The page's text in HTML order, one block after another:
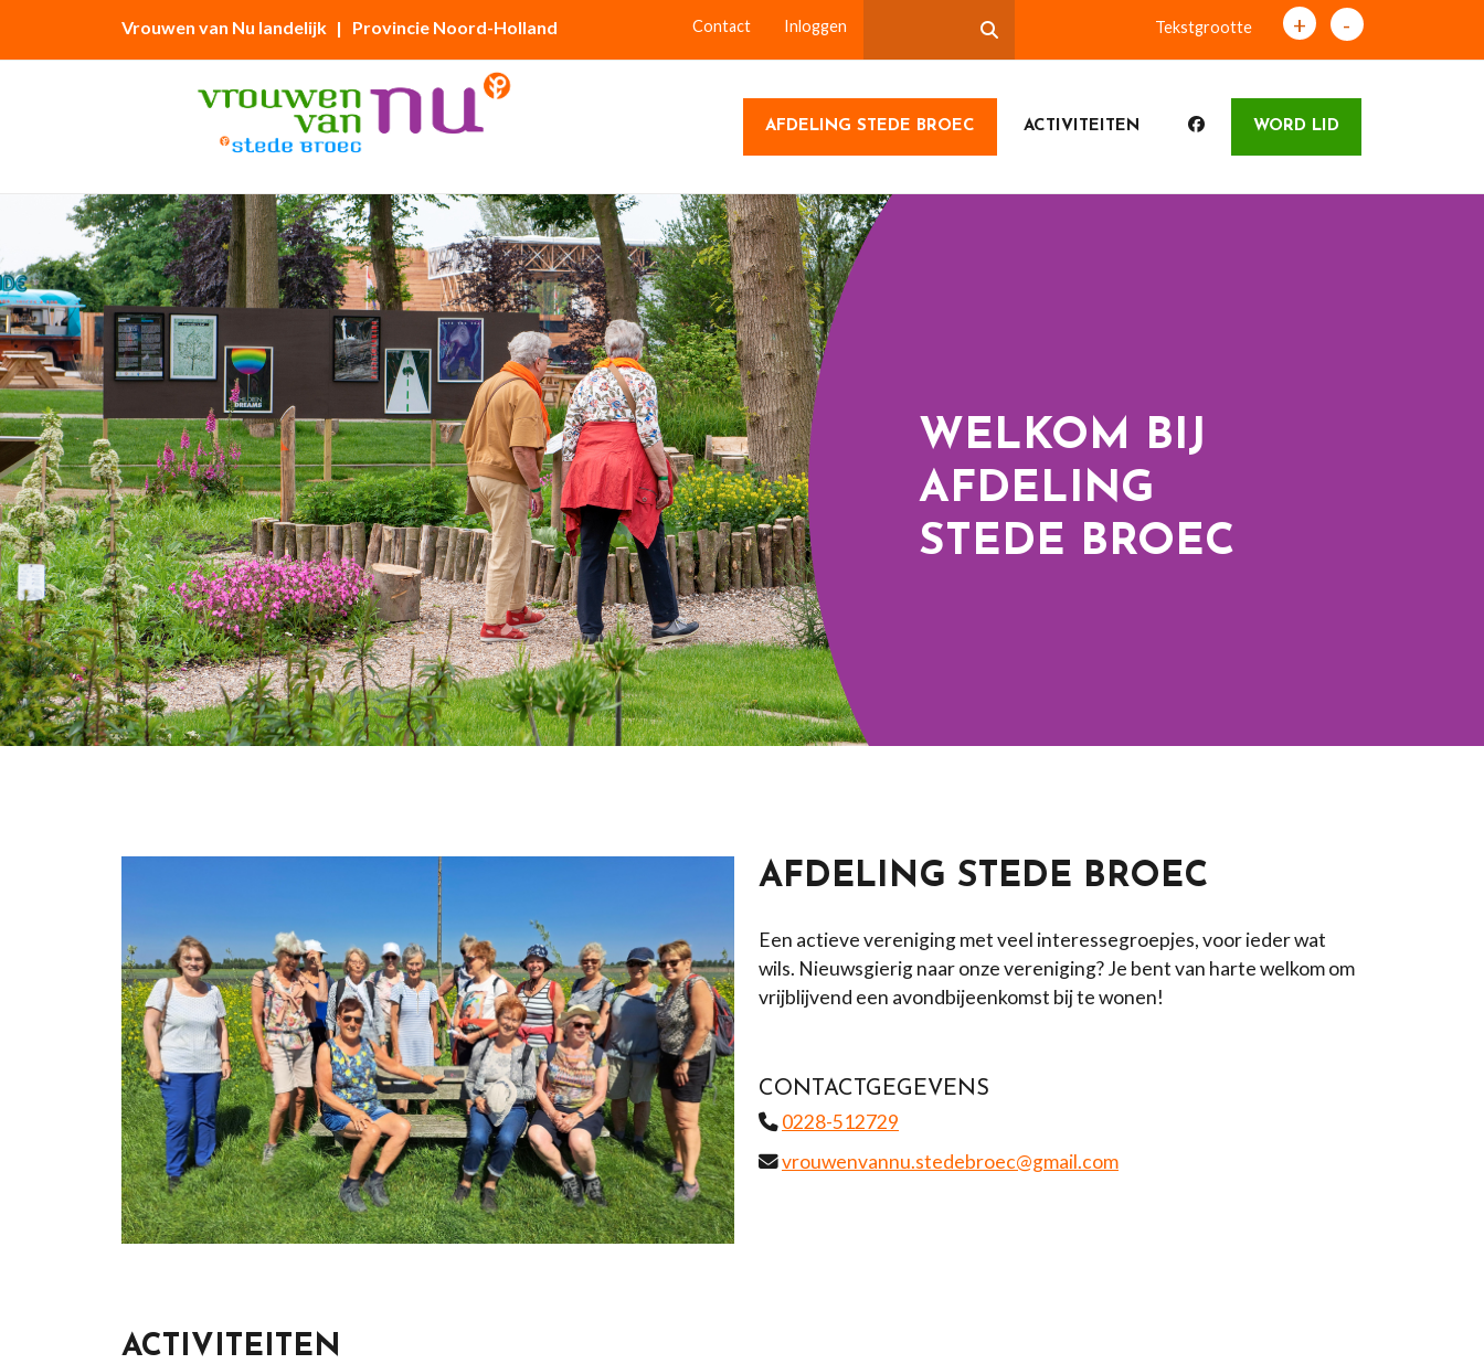
Vrouwen van Nu landelijk | Provincie Noord-Holland Contact Inloggen Tekstgrootte + -
AFDELING STEDE BROEC ACTIVITEITEN WORD LID
WELKOM BIJ
AFDELING
STEDE BROEC
AFDELING STEDE BROEC
Een actieve vereniging met veel interessegroepjes, voor ieder wat
wils. Nieuwsgierig naar onze vereniging? Je bent van harte welkom om
vrijblijvend een avondbijeenkomst bij te wonen!
CONTACTGEGEVENS
0228-512729
vrouwenvannu.stedebroec@gmail.com
ACTIVITEITEN